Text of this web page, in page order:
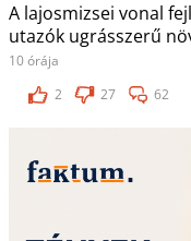
A lajosmizsei vonal
utazók ugrásszerű
10 órája
2
27 62